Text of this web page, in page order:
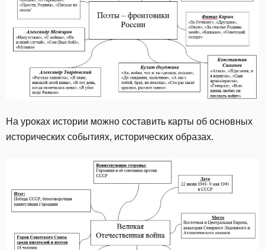
На уроках истории можно составить карты об основных
исторических событиях, исторических образах.